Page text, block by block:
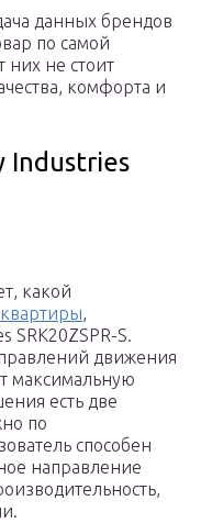
данных брендов
по самой
них не стоит
комфорта и
Industries
какой
,
SRK20ZSPR-S.
движения
максимальную
есть две
по
способен
направление